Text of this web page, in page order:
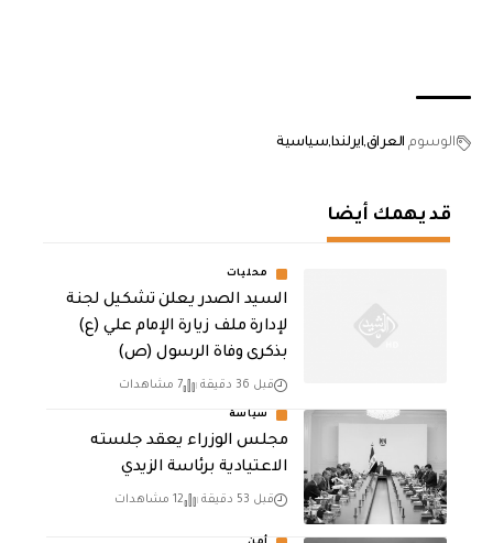
الوسوم العراقايرلنداسياسية
قد يهمك أيضا
محليات
السيد الصدر يعلن تشكيل لجنة
لإدارة ملف زيارة الإمام علي (ع)
بذكرى وفاة الرسول (ص)
قبل 36 دقيقة 7 مشاهدات
سياسة
مجلس الوزراء يعقد جلسته
الاعتيادية برئاسة الزيدي
قبل 53 دقيقة 12 مشاهدات